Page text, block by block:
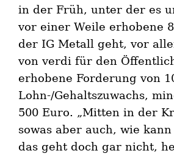
in der Früh, unter der es
vor einer Weile erhobene
der IG Metall geht, vor
von verdi für den
erhobene Forderung von
Lohn-/Gehaltszuwachs,
500 Euro. „Mitten in der
sowas aber auch, wie
das geht doch gar nicht,